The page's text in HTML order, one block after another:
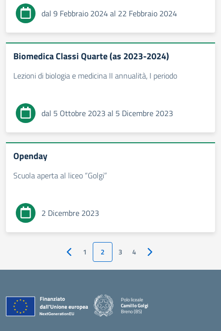
dal 9 Febbraio 2024 al 22 Febbraio 2024
Biomedica Classi Quarte (as 2023-2024)
Lezioni di biologia e medicina II annualità, I periodo
dal 5 Ottobre 2023 al 5 Dicembre 2023
Openday
Scuola aperta al liceo “Golgi”
2 Dicembre 2023
Pagina precedente
1 2 3 4 Pagina successiva
Polo liceale
Camillo Golgi
Breno (BS)